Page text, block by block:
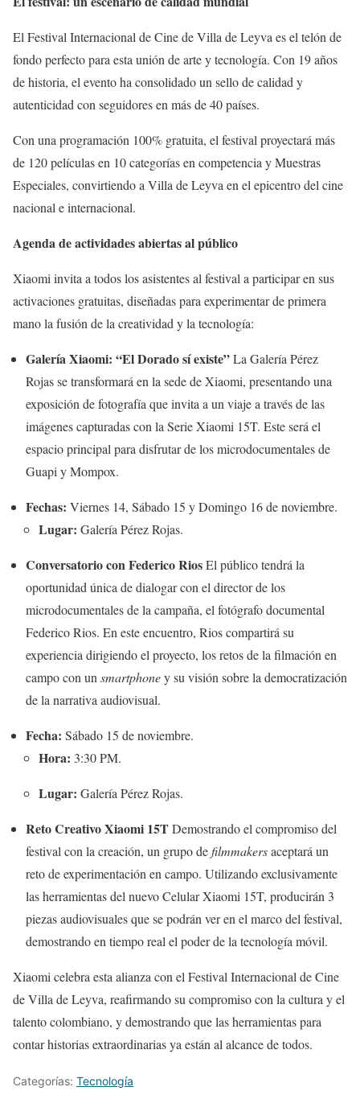
El Festival Internacional de Cine de Villa de Leyva es el telón de
fondo perfecto para esta unión de arte y tecnología. Con 19 años
de historia, el evento ha consolidado un sello de calidad y
autenticidad con seguidores en más de 40 países.
Con una programación 100% gratuita, el festival proyectará más
de 120 películas en 10 categorías en competencia y Muestras
Especiales, convirtiendo a Villa de Leyva en el epicentro del cine
nacional e internacional.
Agenda de actividades abiertas al público
Xiaomi invita a todos los asistentes al festival a participar en sus
activaciones gratuitas, diseñadas para experimentar de primera
mano la fusión de la creatividad y la tecnología:
Galería Xiaomi: “El Dorado sí existe”La Galería Pérez
Rojas se transformará en la sede de Xiaomi, presentando una
exposición de fotografía que invita a un viaje a través de las
imágenes capturadas con la Serie Xiaomi 15T. Este será el
espacio principal para disfrutar de los microdocumentales de
Guapi y Mompox.
Fechas: Viernes 14, Sábado 15 y Domingo 16 de noviembre.
Lugar: Galería Pérez Rojas.
Conversatorio con Federico RiosEl público tendrá la
oportunidad única de dialogar con el director de los
microdocumentales de la campaña, el fotógrafo documental
Federico Rios. En este encuentro, Rios compartirá su
experiencia dirigiendo el proyecto, los retos de la filmación en
campo con un smartphoney su visión sobre la democratización
de la narrativa audiovisual.
Fecha: Sábado 15 de noviembre.
Hora: 3:30 PM.
Lugar: Galería Pérez Rojas.
Reto Creativo Xiaomi 15TDemostrando el compromiso del
festival con la creación, un grupo defilmmakersaceptará un
reto de experimentación en campo. Utilizando exclusivamente
las herramientas del nuevo Celular Xiaomi 15T, producirán 3
piezas audiovisuales que se podrán ver en el marco del festival,
demostrando en tiempo real el poder de la tecnología móvil.
Xiaomi celebra esta alianza con el Festival Internacional de Cine
de Villa de Leyva, reafirmando su compromiso con la cultura y el
talento colombiano, y demostrando que las herramientas para
contar historias extraordinarias ya están al alcance de todos.
Categorías: Tecnología